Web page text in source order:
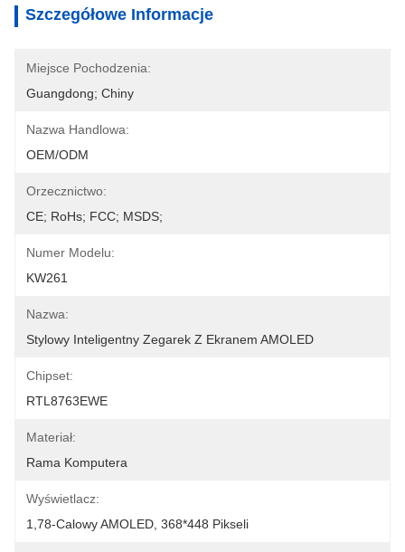
Szczegółowe Informacje
Miejsce Pochodzenia:
Guangdong; Chiny
Nazwa Handlowa:
OEM/ODM
Orzecznictwo:
CE; RoHs; FCC; MSDS;
Numer Modelu:
KW261
Nazwa:
Stylowy Inteligentny Zegarek Z Ekranem AMOLED
Chipset:
RTL8763EWE
Materiał:
Rama Komputera
Wyświetlacz:
1,78-Calowy AMOLED, 368*448 Pikseli